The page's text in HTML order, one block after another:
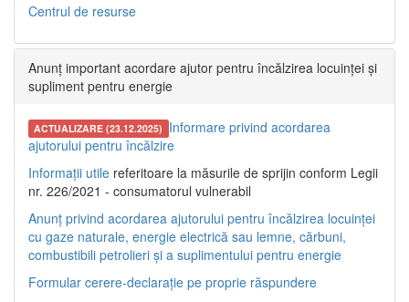
Centrul de resurse
Anunț important acordare ajutor pentru încălzirea locuinței și
supliment pentru energie
ACTUALIZARE (23.12.2025) Informare privind acordarea
ajutorului pentru încălzire
Informații utile referitoare la măsurile de sprijin conform Legii
nr. 226/2021 - consumatorul vulnerabil
Anunț privind acordarea ajutorului pentru încălzirea locuinței
cu gaze naturale, energie electrică sau lemne, cărbuni,
combustibili petrolieri și a suplimentului pentru energie
Formular cerere-declarație pe proprie răspundere